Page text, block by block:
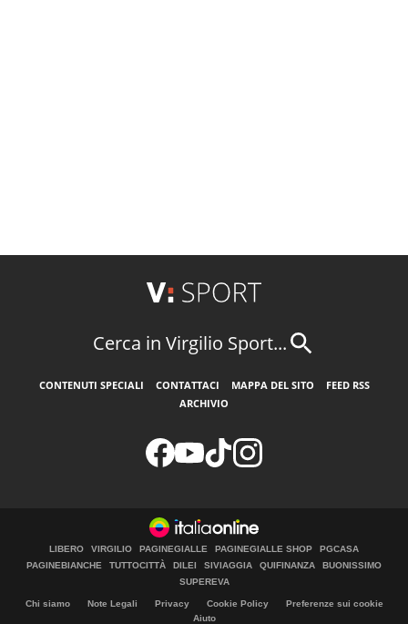
Cerca in Virgilio Sport...
CONTENUTI SPECIALI CONTATTACI MAPPA DEL SITO
FEED RSS
ARCHIVIO
LIBERO VIRGILIO PAGINEGIALLE PAGINEGIALLE SHOP
PGCASA
PAGINEBIANCHE
TUTTOCITTÀ DILEI SIVIAGGIA QUIFINANZA
BUONISSIMO
SUPEREVA
Chi siamo Note Legali Privacy Cookie Policy
Preferenze sui cookie
Aiuto